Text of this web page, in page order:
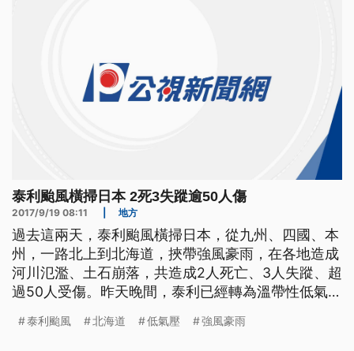
泰利颱風橫掃日本 2死3失蹤逾50人傷
2017/9/19 08:11 地方
過去這兩天，泰利颱風橫掃日本，從九州、四國、本
州，一路北上到北海道，挾帶強風豪雨，在各地造成
河川氾濫、土石崩落，共造成2人死亡、3人失蹤、超
過50人受傷。昨天晚間，泰利已經轉為溫帶性低氣
雨，泰利颱風沿著日本所有島嶼，往北部移動，在各
泰利颱風 北海道 低氣壓 強風豪雨